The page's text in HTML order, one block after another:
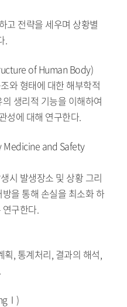
고 전략을 세우며 상황별
.
of Human Body)
와 형태에 대한 해부학적
생리적 기능을 이해하여
성에 대해 연구한다.
Medicine and Safety
시 발생장소 및 상황 그리
을 통해 손실을 최소화 하
구한다.
, 통계처리, 결과의 해석,